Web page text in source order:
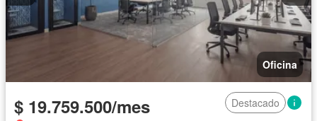
Oficina
$ 19.759.500/mes
Destacado